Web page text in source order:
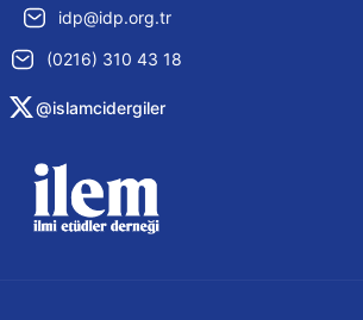
idp@idp.org.tr
(0216) 310 43 18
@islamcidergiler